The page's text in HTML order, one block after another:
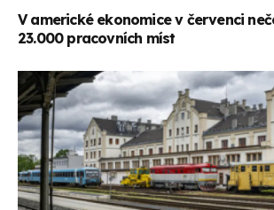
V americké ekonomice v červenci
23.000 pracovních míst